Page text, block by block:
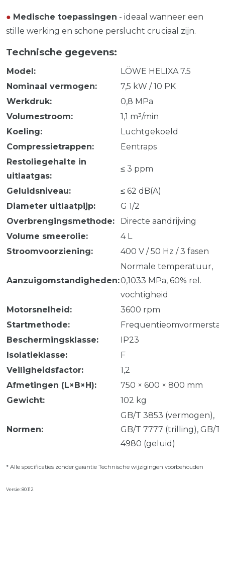
● Medische toepassingen - ideaal wanneer een
stille werking en schone perslucht cruciaal zijn.
Technische gegevens:
Model:
LÖWE HELIXA 7.5
Nominaal vermogen:
7,5 kW / 10 PK
Werkdruk:
0,8 MPa
Volumestroom:
1,1 m³/min
Koeling:
Luchtgekoeld
Compressietrappen:
Eentraps
Restoliegehalte in
uitlaatgas:
≤ 3 ppm
Geluidsniveau:
≤ 62 dB(A)
Diameter uitlaatpijp:
G 1/2
Overbrengingsmethode:
Directe aandrijving
Volume smeerolie:
4 L
Stroomvoorziening:
400 V / 50 Hz / 3 fasen
Aanzuigomstandigheden:
Normale temperatuur,
0,1033 MPa, 60% rel.
vochtigheid
Motorsnelheid:
3600 rpm
Startmethode:
Beschermingsklasse:
IP23
Isolatieklasse:
F
Veiligheidsfactor:
1,2
Afmetingen (L×B×H):
750 × 600 × 800 mm
Gewicht:
102 kg
Normen:
GB/T 3853 (vermogen),
GB/T 7777 (trilling), GB/T
4980 (geluid)
* Alle specificaties zonder garantie Technische wijzigingen voorbehouden
Versie: 80.112